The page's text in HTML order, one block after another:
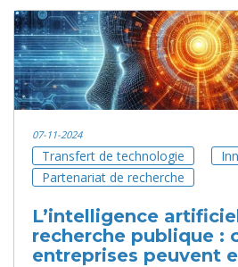
07-11-2024
Transfert de technologie
Partenariat de recherche
L’intelligence
recherche publique :
entreprises peuvent